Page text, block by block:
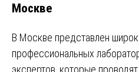
Москве
В Москве представлен
профессиональных